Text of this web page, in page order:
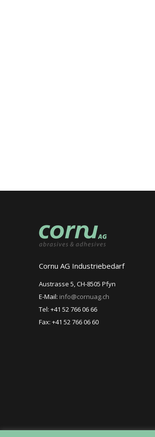
Cornu AG Industriebedarf
Austrasse 5, CH-8505 Pfyn
E-Mail: info@cornuag.ch
Tel: +41 52 766 06 66
Fax: +41 52 766 06 60